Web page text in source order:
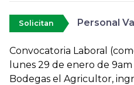
Solicitan Personal
Convocatoria Laboral
lunes 29 de enero de
Bodegas el Agricultor,